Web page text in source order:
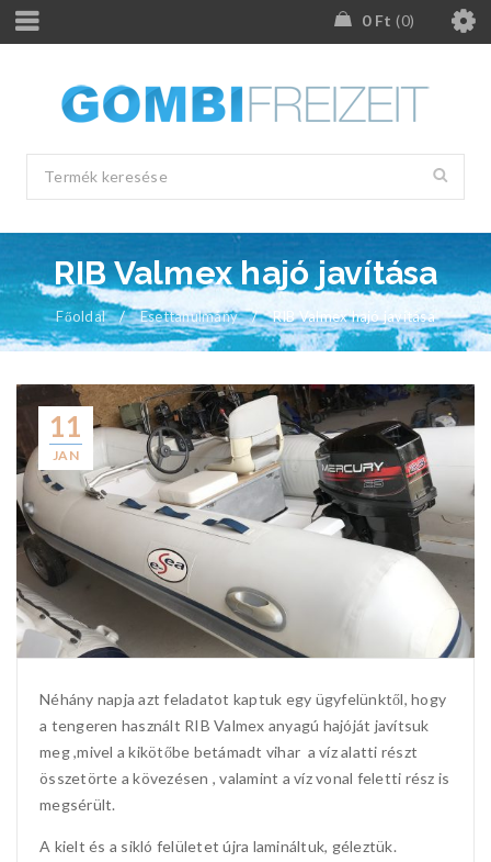
0 Ft 0
RIB Valmex hajó javítása
Főoldal / Esettanulmány / RIB Valmex hajó javítása
11
JAN
Néhány napja azt feladatot kaptuk egy ügyfelünktől, hogy
a tengeren használt RIB Valmex anyagú hajóját javítsuk
meg ,mivel a kikötőbe betámadt vihar a víz alatti részt
összetörte a kövezésen , valamint a víz vonal feletti rész is
megsérült.
A kielt és a sikló felületet újra lamináltuk, géleztük.